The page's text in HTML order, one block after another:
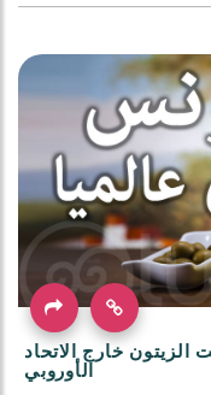
خارج الاتحاد
الأوروبي